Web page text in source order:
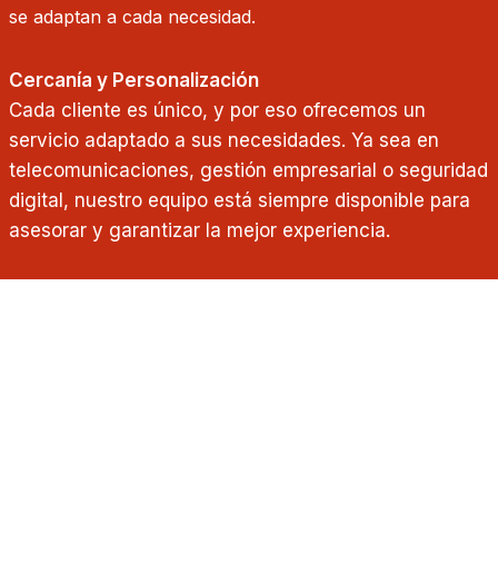
se adaptan a cada necesidad.
Cercanía y Personalización
Cada cliente es único, y por eso ofrecemos un
servicio adaptado a sus necesidades. Ya sea en
telecomunicaciones, gestión empresarial o seguridad
digital, nuestro equipo está siempre disponible para
asesorar y garantizar la mejor experiencia.